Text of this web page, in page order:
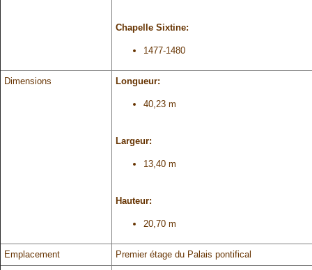
Chapelle Sixtine:
1477-1480
Dimensions Longueur:
40,23 m
Largeur:
13,40 m
Hauteur:
20,70 m
Emplacement Premier étage du Palais pontifical